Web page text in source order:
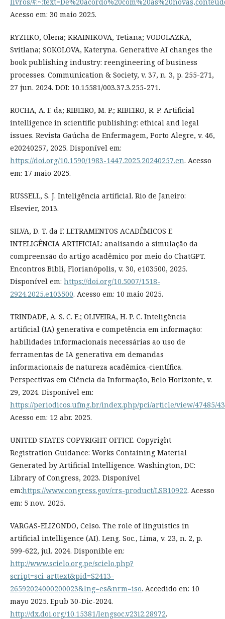
Acesso em: 30 maio 2025.
RYZHKO, Olena; KRAINIKOVA, Tetiana; VODOLAZKA,
Svitlana; SOKOLOVA, Kateryna. Generative AI changes the
book publishing industry: reengineering of business
processes. Communication & Society, v. 37, n. 3, p. 255-271,
27 jun. 2024. DOI: 10.15581/003.37.3.255-271.
ROCHA, A. F. da; RIBEIRO, M. P.; RIBEIRO, R. P. Artificial
intelligence in scientific publishing: ethical and legal
issues. Revista Gaúcha de Enfermagem, Porto Alegre, v. 46,
e20240257, 2025. Disponível em:
https://doi.org/10.1590/1983-1447.2025.20240257.en. Acesso
em: 17 maio 2025.
RUSSELL, S. J. Inteligência artificial. Rio de Janeiro:
Elsevier, 2013.
SILVA, D. T. da F. LETRAMENTOS ACADÊMICOS E
INTELIGÊNCIA ARTIFICIAL: analisando a simulação da
compreensão do artigo acadêmico por meio do ChatGPT.
Encontros Bibli, Florianópolis, v. 30, e103500, 2025.
Disponível em: https://doi.org/10.5007/1518-
2924.2025.e103500. Acesso em: 10 maio 2025.
TRINDADE, A. S. C. E.; OLIVEIRA, H. P. C. Inteligência
artificial (IA) generativa e competência em informação:
habilidades informacionais necessárias ao uso de
ferramentas de IA generativa em demandas
informacionais de natureza acadêmica-científica.
Perspectivas em Ciência da Informação, Belo Horizonte, v.
29, 2024. Disponível em:
https://periodicos.ufmg.br/index.php/pci/article/view/47485/
Acesso em: 12 abr. 2025.
UNITED STATES COPYRIGHT OFFICE. Copyright
Registration Guidance: Works Containing Material
Generated by Artificial Intelligence. Washington, DC:
Library of Congress, 2023. Disponível
em:https://www.congress.gov/crs-product/LSB10922. Acesso
em: 5 nov.. 2025.
VARGAS-ELIZONDO, Celso. The role of linguistics in
artificial intelligence (AI). Leng. Soc., Lima, v. 23, n. 2, p.
599-622, jul. 2024. Disponible en:
http://www.scielo.org.pe/scielo.php?
script=sci_arttext&pid=S2413-
26592024000200023&lng=es&nrm=iso. Accedido en: 10
mayo 2025. Epub 30-Dic-2024.
http://dx.doi.org/10.15381/lengsoc.v23i2.28972.